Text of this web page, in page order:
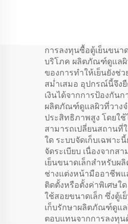
12v เครื่องเย็น
28L
การลงทุนซื้อตู้เย็นขน
บริโภค ผลิตภัณฑ์ดูแลผิ
ของการทำให้เย็นยังช่
สม่ำเสมอ อุปกรณ์นี้จึง
เงินได้จากการป้องกั
ผลิตภัณฑ์ดูแลผิวที่วางจ
ประสิทธิภาพสูง โดยใ
สามารถเปลี่ยนสถานที่
ใด ระบบจัดเก็บเฉพา
จัดระเบียบ เนื่องจาก
เย็นขนาดเล็กสำหรับผ
ช่างแต่งหน้ามืออาชีพ
ติดตั้งหรือตั้งค่าพิเศษใ
ใช้สอยขนาดเล็ก ซึ่งตู้
เก็บรักษาผลิตภัณฑ์ดูแล
ตอบแทนจากการลงทุน